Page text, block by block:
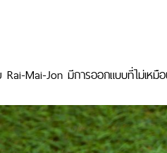
Mai-Jon มีการออกแบบที่ไม่เ